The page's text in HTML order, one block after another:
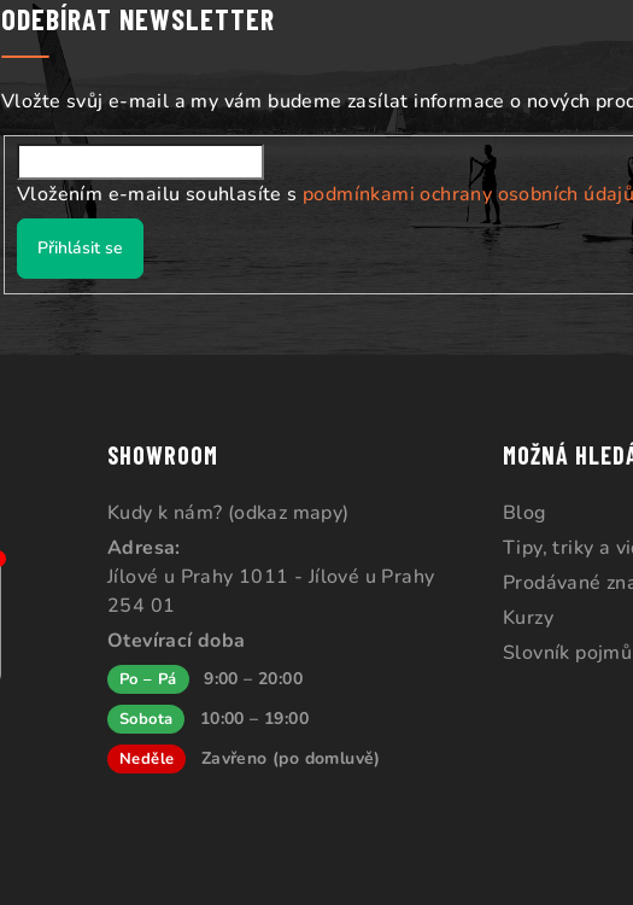
ODEBÍRAT NEWSLETTER
Vložte svůj e-mail a my vám budeme zasílat informace o nových
Vložením e-mailu souhlasíte s podmínkami ochrany osobních údajů
Přihlásit se
SHOWROOM
Kudy k nám? (odkaz mapy)
Adresa:
Jílové u Prahy 1011 - Jílové u Prahy
254 01
Otevírací doba
Po – Pá 9:00 – 20:00
Sobota 10:00 – 19:00
Neděle Zavřeno (po domluvě)
MOŽNÁ
Blog
Tipy, triky a
Prodávané
Kurzy
Slovník pojmů